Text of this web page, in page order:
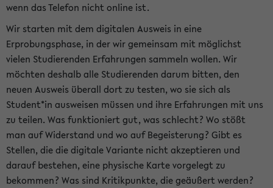
wenn das Telefon nicht online ist.
Wir starten mit dem digitalen Ausweis in eine
Erprobungsphase, in der wir gemeinsam mit möglichst
vielen Studierenden Erfahrungen sammeln wollen. Wir
möchten deshalb alle Studierenden darum bitten, den
neuen Ausweis überall dort zu testen, wo sie sich als
Student*in ausweisen müssen und ihre Erfahrungen mit uns
zu teilen. Was funktioniert gut, was schlecht? Wo stößt
man auf Widerstand und wo auf Begeisterung? Gibt es
Stellen, die die digitale Variante nicht akzeptieren und
darauf bestehen, eine physische Karte vorgelegt zu
bekommen? Was sind Kritikpunkte, die geäußert werden?